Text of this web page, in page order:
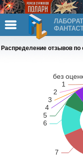
Распределение отзывов по